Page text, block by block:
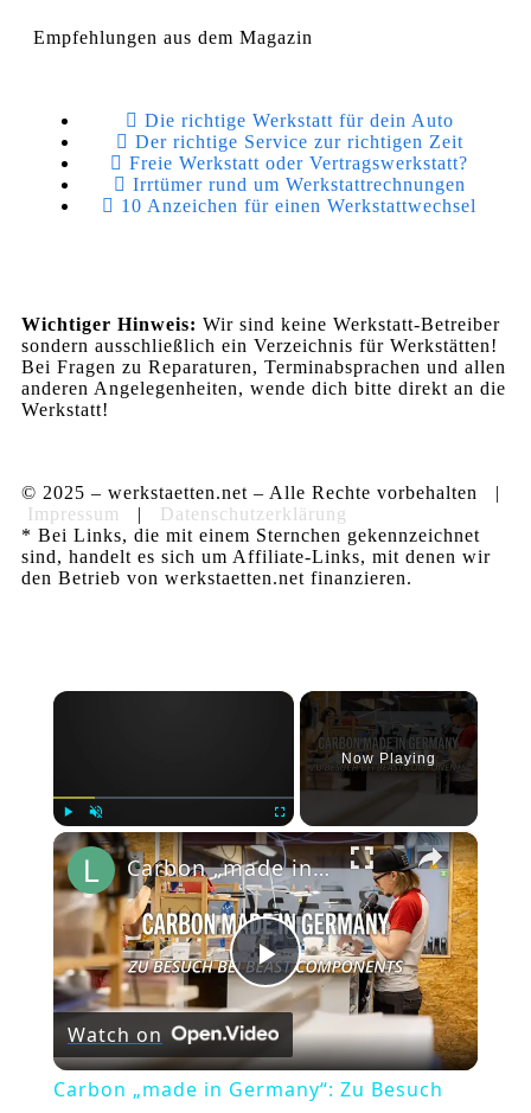
Empfehlungen aus dem Magazin
Die richtige Werkstatt für dein Auto
Der richtige Service zur richtigen Zeit
Freie Werkstatt oder Vertragswerkstatt?
Irrtümer rund um Werkstattrechnungen
10 Anzeichen für einen Werkstattwechsel
Wichtiger Hinweis: Wir sind keine Werkstatt-Betreiber
sondern ausschließlich ein Verzeichnis für Werkstätten!
Bei Fragen zu Reparaturen, Terminabsprachen und allen
anderen Angelegenheiten, wende dich bitte direkt an die
Werkstatt!
© 2025 – werkstaetten.net – Alle Rechte vorbehalten |
Impressum
| Datenschutzerklärung
* Bei Links, die mit einem Sternchen gekennzeichnet
sind, handelt es sich um Affiliate-Links, mit denen wir
den Betrieb von werkstaetten.net finanzieren.
×
Play Unmute Fullscreen
Now Playing
×
Play
Video
Carbon „made in Germany“: Zu Besuch bei Beast Components in Dresden
Watch on
Carbon „made in Germany“: Zu Besuch